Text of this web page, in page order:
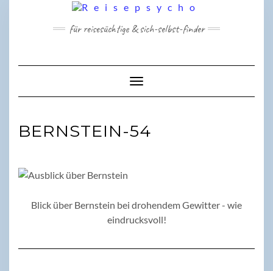
für reisesüchtige & sich-selbst-finder
Toggle Navigation
BERNSTEIN-54
Blick über Bernstein bei drohendem Gewitter - wie
eindrucksvoll!